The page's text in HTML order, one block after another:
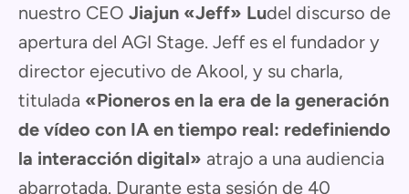
nuestro CEO Jiajun «Jeff» Ludel discurso de
apertura del AGI Stage. Jeff es el fundador y
director ejecutivo de Akool, y su charla,
titulada «Pioneros en la era de la generación
de vídeo con IA en tiempo real: redefiniendo
la interacción digital» atrajo a una audiencia
abarrotada. Durante esta sesión de 40